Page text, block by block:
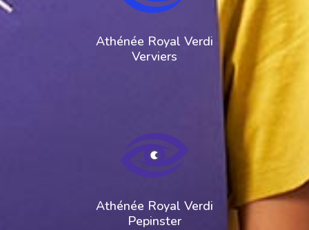
Athénée Royal Verdi
Verviers
Athénée Royal Verdi
Pepinster